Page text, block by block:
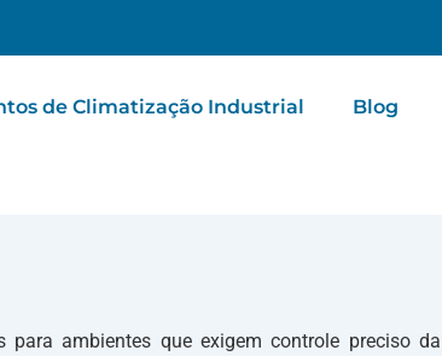
de Climatização Industrial Blog
ambientes que exigem controle preciso da